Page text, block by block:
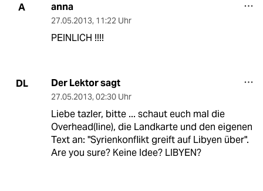
A anna
27.05.2013, 11:22 Uhr
PEINLICH !!!!
DL Der Lektor sagt
27.05.2013, 02:30 Uhr
Liebe tazler, bitte ... schaut euch mal die
Overhead(line), die Landkarte und den eigenen
Text an: "Syrienkonflikt greift auf Libyen über".
Are you sure? Keine Idee? LIBYEN?